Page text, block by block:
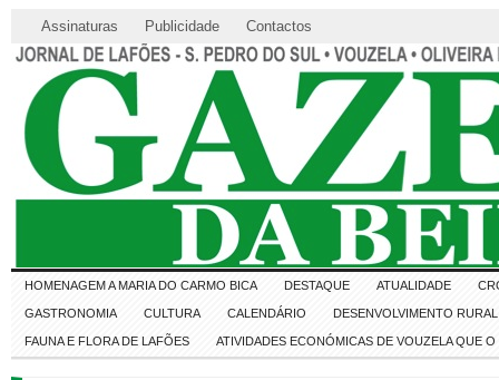
Assinaturas Publicidade Contactos
HOMENAGEM A MARIA DO CARMO BICA DESTAQUE ATUALIDADE
GASTRONOMIA CULTURA CALENDÁRIO DESENVOLVIMENTO RURAL
FAUNA E FLORA DE LAFÕES ATIVIDADES ECONÓMICAS DE VOUZELA QUE